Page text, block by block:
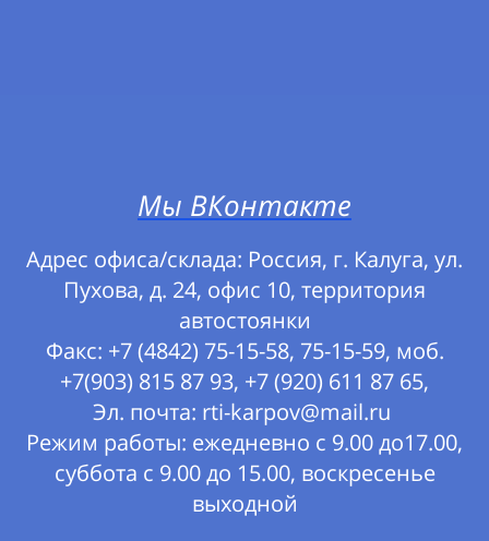
Мы ВКонтакте
Адрес офиса/склада: Россия, г. Калуга, ул.
Пухова, д. 24, офис 10, территория
автостоянки
Факс: +7 (4842) 75-15-58, 75-15-59, моб.
+7(903) 815 87 93, +7 (920) 611 87 65,
Эл. почта: rti-karpov@mail.ru
Режим работы: ежедневно с 9.00 до17.00,
суббота с 9.00 до 15.00, воскресенье
выходной